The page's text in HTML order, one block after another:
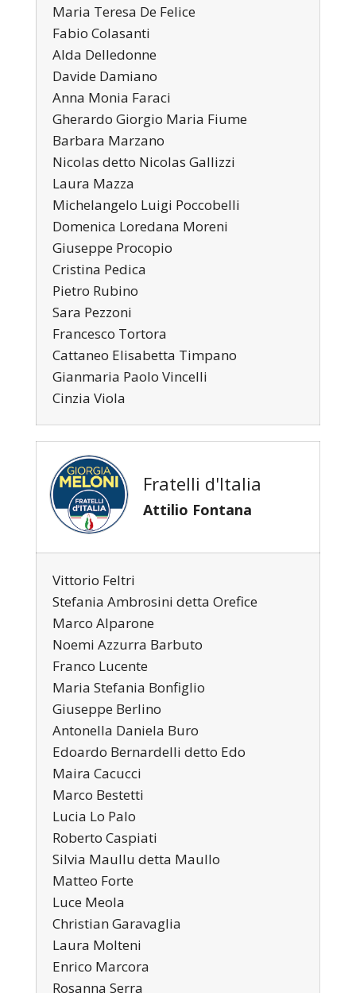
Maria Teresa De Felice
Fabio Colasanti
Alda Delledonne
Davide Damiano
Anna Monia Faraci
Gherardo Giorgio Maria Fiume
Barbara Marzano
Nicolas detto Nicolas Gallizzi
Laura Mazza
Michelangelo Luigi Poccobelli
Domenica Loredana Moreni
Giuseppe Procopio
Cristina Pedica
Pietro Rubino
Sara Pezzoni
Francesco Tortora
Cattaneo Elisabetta Timpano
Gianmaria Paolo Vincelli
Cinzia Viola
Fratelli d'Italia
Attilio Fontana
Vittorio Feltri
Stefania Ambrosini detta Orefice
Marco Alparone
Noemi Azzurra Barbuto
Franco Lucente
Maria Stefania Bonfiglio
Giuseppe Berlino
Antonella Daniela Buro
Edoardo Bernardelli detto Edo
Maira Cacucci
Marco Bestetti
Lucia Lo Palo
Roberto Caspiati
Silvia Maullu detta Maullo
Matteo Forte
Luce Meola
Christian Garavaglia
Laura Molteni
Enrico Marcora
Rosanna Serra